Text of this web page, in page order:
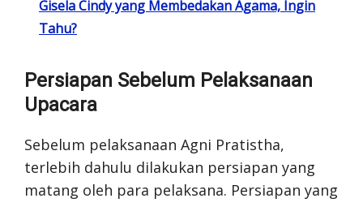
Gisela Cindy yang Membedakan Agama, Ingin
Tahu?
Persiapan Sebelum Pelaksanaan
Upacara
Sebelum pelaksanaan Agni Pratistha,
terlebih dahulu dilakukan persiapan yang
matang oleh para pelaksana. Persiapan yang